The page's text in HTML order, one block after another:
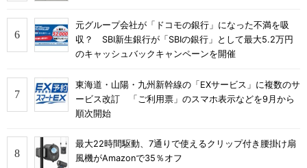
元グループ会社が「ドコモの銀行」になった不満を吸
収？ SBI新生銀行が「SBIの銀行」として最大5.2万円
のキャッシュバックキャンペーンを開催
東海道・山陽・九州新幹線の「EXサービス」に複数のサ
ービス改訂 「ご利用票」のスマホ表示などを9月から
順次開始
最大22時間駆動、7通りで使えるクリップ付き腰掛け扇
風機がAmazonで35％オフ